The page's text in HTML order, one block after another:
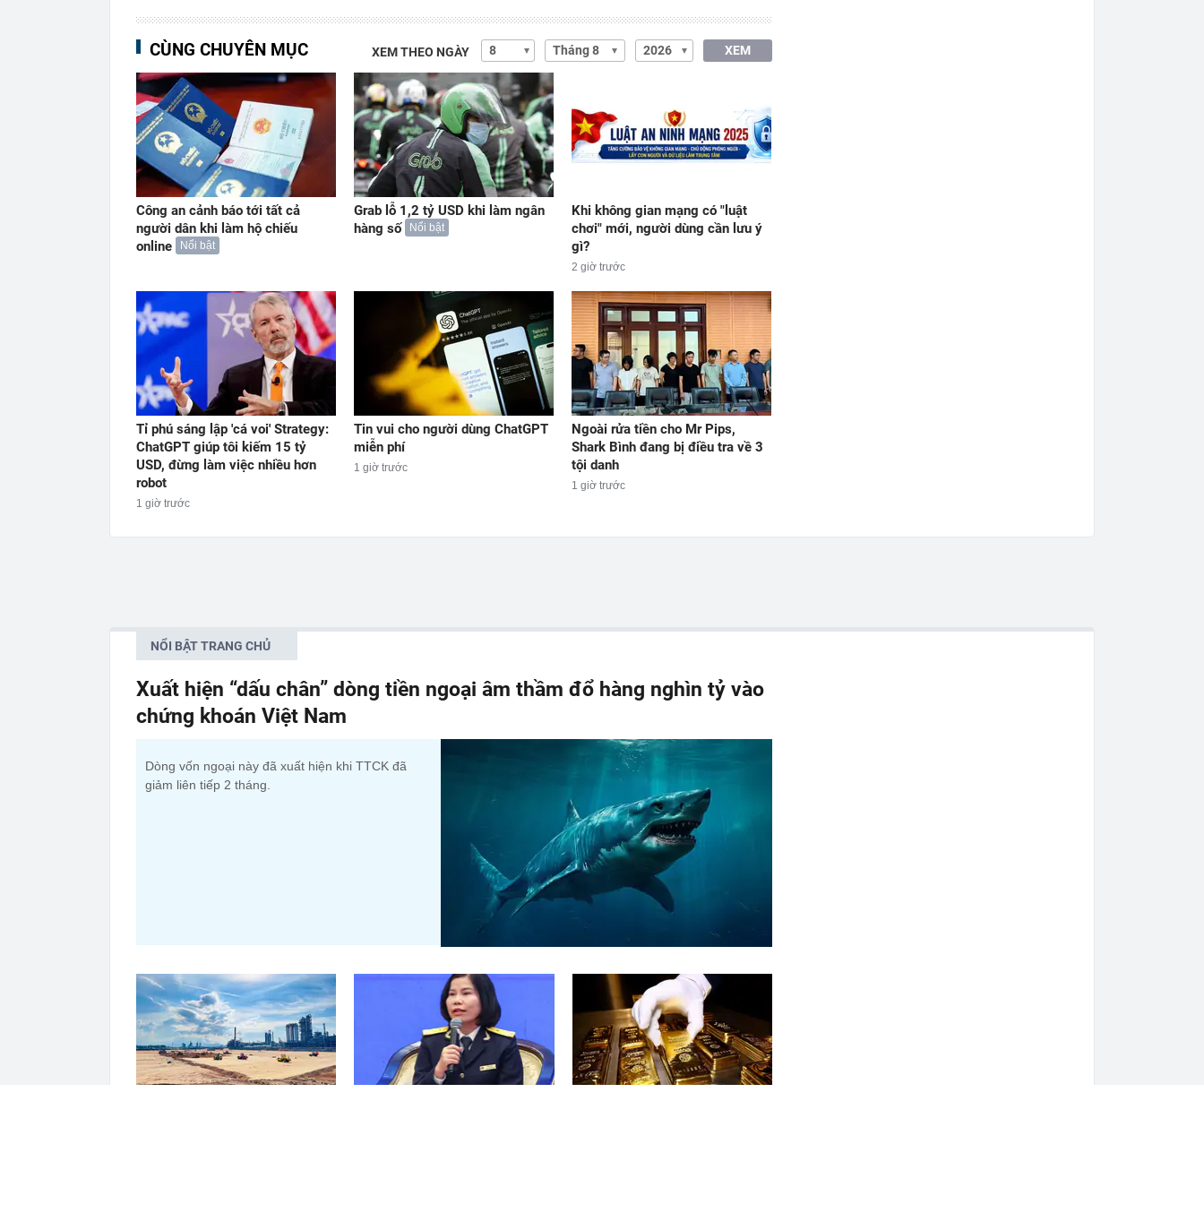
CÙNG CHUYÊN MỤC XEM THEO NGÀY XEM
Công an cảnh báo tới tất cả
người dân khi làm hộ chiếu
online
Nổi bật
Grab lỗ 1,2 tỷ USD khi làm ngân
hàng số
Nổi bật
Khi không gian mạng có "luật
chơi" mới, người dùng cần lưu ý
gì?
2 giờ trước
Tỉ phú sáng lập 'cá voi' Strategy:
ChatGPT giúp tôi kiếm 15 tỷ
USD, đừng làm việc nhiều hơn
robot
1 giờ trước
Tin vui cho người dùng ChatGPT
miễn phí
1 giờ trước
Ngoài rửa tiền cho Mr Pips,
Shark Bình đang bị điều tra về 3
tội danh
1 giờ trước
NỔI BẬT TRANG CHỦ
Xuất hiện “dấu chân” dòng tiền ngoại âm thầm đổ hàng nghìn tỷ vào
chứng khoán Việt Nam
Dòng vốn ngoại này đã xuất hiện khi TTCK đã
giảm liên tiếp 2 tháng.